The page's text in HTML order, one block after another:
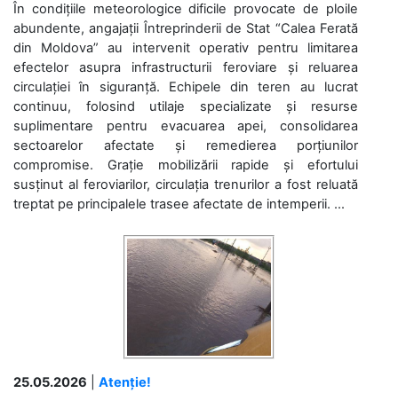
În condițiile meteorologice dificile provocate de ploile
abundente, angajații Întreprinderii de Stat “Calea Ferată
din Moldova” au intervenit operativ pentru limitarea
efectelor asupra infrastructurii feroviare și reluarea
circulației în siguranță. Echipele din teren au lucrat
continuu, folosind utilaje specializate și resurse
suplimentare pentru evacuarea apei, consolidarea
sectoarelor afectate și remedierea porțiunilor
compromise. Grație mobilizării rapide și efortului
susținut al feroviarilor, circulația trenurilor a fost reluată
treptat pe principalele trasee afectate de intemperii. ...
25.05.2026
Atenție!